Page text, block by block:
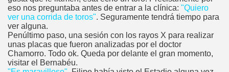
eso nos preguntaba antes de entrar a la clínica: "Quiero
ver una corrida de toros". Seguramente tendrá tiempo para
ver alguna.
Penúltimo paso, una sesión con los rayos X para realizar
unas placas que fueron analizadas por el doctor
Chamorro. Todo ok. Queda por delante el gran momento,
visitar el Bernabéu.